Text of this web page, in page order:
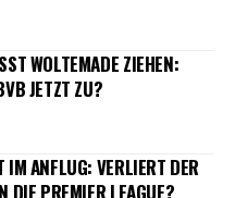
WOLTEMADE ZIEHEN:
JETZT ZU?
IM ANFLUG: VERLIERT DER
DIE PREMIER LEAGUE?